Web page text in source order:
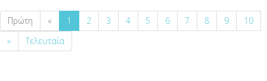
Πρώτη « 1 2 3 4 5 6 7 8 9
10
»
Τελευταία